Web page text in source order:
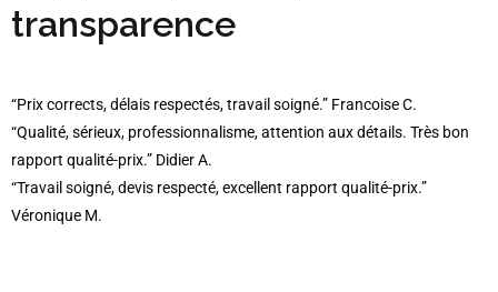
transparence
“Prix corrects, délais respectés, travail soigné.” Francoise C.
“Qualité, sérieux, professionnalisme, attention aux détails. Très bon
rapport qualité-prix.” Didier A.
“Travail soigné, devis respecté, excellent rapport qualité-prix.”
Véronique M.